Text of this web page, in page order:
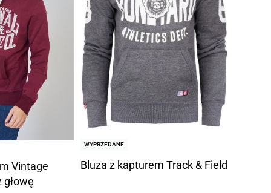
Vintage
głowę
WYPRZEDANE
Bluza z kapturem Track & Field